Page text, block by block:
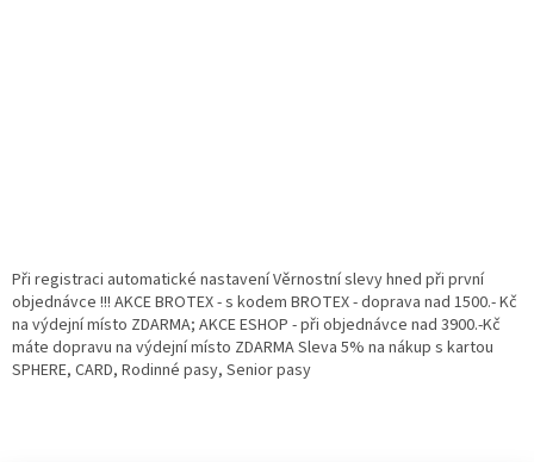
Při registraci automatické nastavení Věrnostní slevy hned při první
objednávce !!! AKCE BROTEX - s kodem BROTEX - doprava nad 1500.- Kč
na výdejní místo ZDARMA; AKCE ESHOP - při objednávce nad 3900.-Kč
máte dopravu na výdejní místo ZDARMA Sleva 5% na nákup s kartou
SPHERE, CARD, Rodinné pasy, Senior pasy